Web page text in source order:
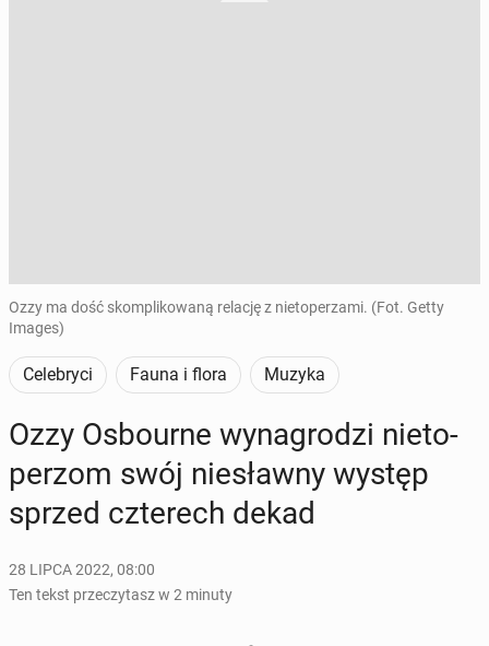
Ozzy ma dość skomplikowaną relację z nietoperzami. (Fot. Getty
Images)
Celebryci Fauna i flora Muzyka
Ozzy Osbo­ur­ne wy­na­gro­dzi nie­to­
pe­rzom swój nie­sław­ny występ
sprzed czte­rech dekad
28 LIPCA 2022, 08:00
Ten tekst przeczytasz w 2 minuty